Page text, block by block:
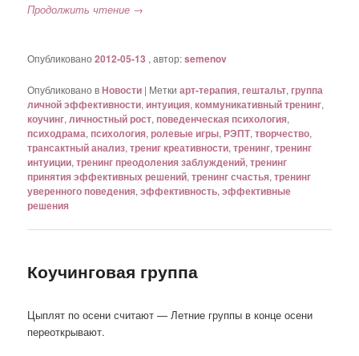
Продолжить чтение →
Опубликовано2012-05-13 , автор:semenov
Опубликовано вНовости | Метки арт-терапия, гештальт, группа
личной эффективности,интуиция,коммуникативный тренинг,
коучинг,личностный рост, поведенческая психология,
психодрама, психология,ролевые игры,РЭПТ,творчество,
трансактный анализ,трениг креативности,тренинг,тренинг
интуиции,тренинг преодоления заблуждений,тренинг
принятия эффективных решений,тренинг счастья,тренинг
уверенного поведения,эффективность,эффективные
решения
Коучинговая группа
Цыплят по осени считают — Летние группы в конце осени
переоткрывают.